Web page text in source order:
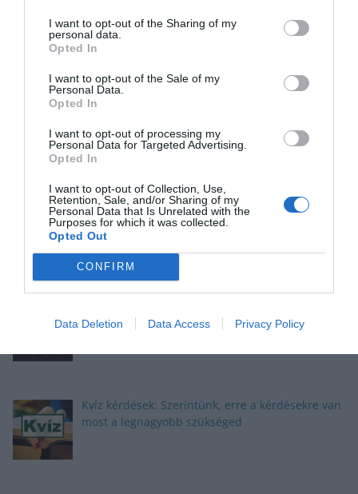
I want to opt-out of the Sharing of my
personal data.
Opted In
I want to opt-out of the Sale of my
Personal Data.
Opted In
I want to opt-out of processing my
Personal Data for Targeted Advertising.
Opted In
I want to opt-out of Collection, Use,
Retention, Sale, and/or Sharing of my
Personal Data that Is Unrelated with the
Purposes for which it was collected.
Opted Out
CONFIRM
Data Deletion Data Access Privacy Policy
kottyan majd
Kvíz: Ha legalább 5 kérdésre jó a válaszod,
büszke lehetsz magadra
Okosító kvíz: Megbirkózol ezekkel a kérdésekkel?
feladványokkal?
Kvíz kérdések: Szerintünk, erre a kérdésekre van
most a legnagyobb szükséged